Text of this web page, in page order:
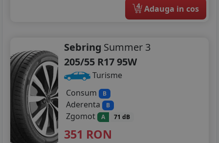
4 Adauga in cos
Sebring Summer 3
205/55 R17 95W
Turisme
Consum
B
Aderenta B
Zgomot A 71 dB
351 RON